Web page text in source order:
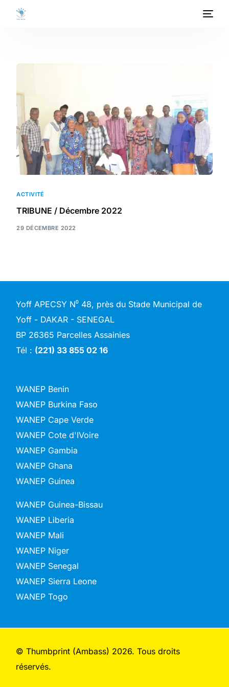
ACTIVITÉ
TRIBUNE / Décembre 2022
29 DÉCEMBRE 2022
Yoff APECSY N⁰ 48, près du Stade Municipal de
Yoff - DAKAR - SENEGAL
BP 26365 Parcelles Assainies
Tél : (221) 33 855 02 16
WANEP Benin
WANEP Burkina Faso
WANEP Cape Verde
WANEP Cote d'IVoire
WANEP Gambia
WANEP Ghana
WANEP Guinea
WANEP Guinea-Bissau
WANEP Liberia
WANEP Mali
WANEP Niger
WANEP Senegal
WANEP Sierra Leone
WANEP Togo
© Thumbprint (Ambass) 2026. Tous droits
réservés.
PROJETS
ACTIVITES
PUBLICATIONS